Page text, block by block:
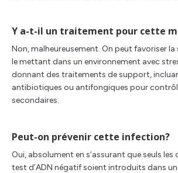
Y a-t-il un traitement pour cette
Non, malheureusement. On peut favoriser la
le mettant dans un environnement avec
donnant des traitements de support,
antibiotiques ou antifongiques pour
secondaires.
Peut-on prévenir cette infection?
Oui, absolument en s’assurant que seuls les
test d’ADN négatif soient introduits dans un